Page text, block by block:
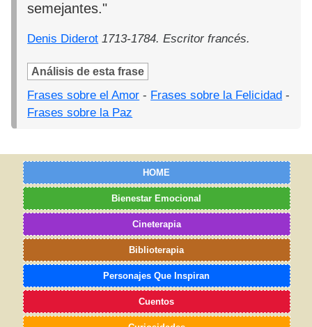
semejantes."
Denis Diderot 1713-1784. Escritor francés.
Análisis de esta frase
Frases sobre el Amor - Frases sobre la Felicidad -
Frases sobre la Paz
HOME
Bienestar Emocional
Cineterapia
Biblioterapia
Personajes Que Inspiran
Cuentos